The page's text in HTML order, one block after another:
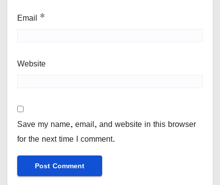
Email *
Website
Save my name, email, and website in this browser
for the next time I comment.